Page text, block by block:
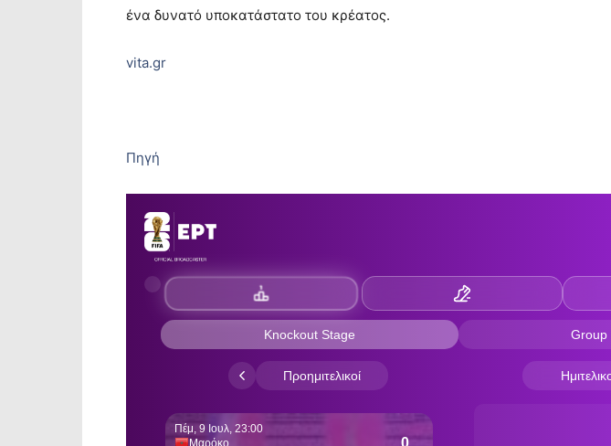
ένα δυνατό υποκατάστατο του κρέατος.
vita.gr
Πηγή